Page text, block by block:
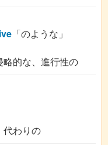
「のような」
略的な、進行性の
代わりの